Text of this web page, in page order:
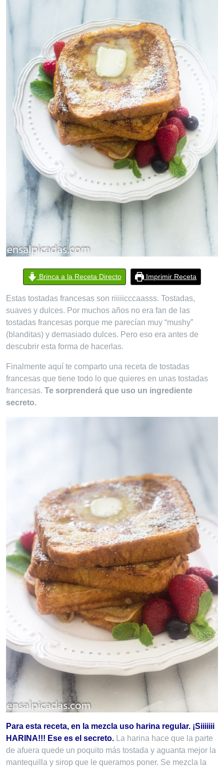
Brinca a la Receta Directo Imprimir Receta
Estas tostadas francesas son riiiiicccaasss. Tostadas,
suaves y dulces. Por muchos años no era fan de las
tostadas francesas porque me parecían muy “mushy”
(blanditas) y demasiado dulces. Pero eso era antes de
descubrir esta forma de hacerlas.
Finalmente aquí te comparto una receta de tostadas
francesas que tiene todo lo que quieres en unas tostadas
francesas. Te sorprenderá que uso un ingrediente
secreto.
Para esta receta, en la mezcla uso harina regular. ¡Siiiiiii
HARINA!!! Ese es el secreto. La harina hace que la parte
de afuera quede un poquito más tostada y aguanta mejor la
mantequilla y sirop que le queramos poner. Se mezcla la